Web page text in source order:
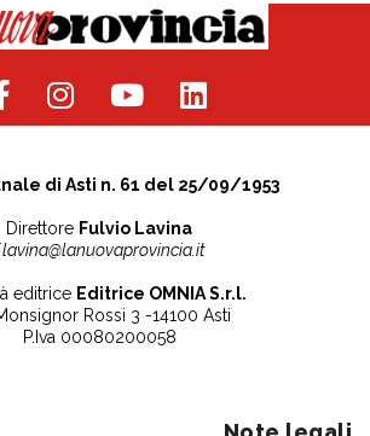
di Asti n. 61 del 25/09/1953
Direttore Fulvio Lavina
editrice Editrice OMNIA S.r.l.
Rossi 3 -14100 Asti
P.Iva 00080200058